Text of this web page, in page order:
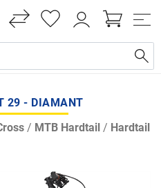
29 - DIAMANT
/ MTB Hardtail / Hardtail